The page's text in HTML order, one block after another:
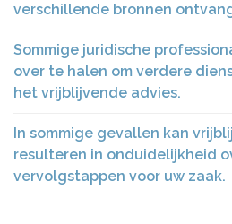
verschillende bronnen
Sommige juridische
over te halen om verdere
het vrijblijvende advies.
In sommige gevallen kan
resulteren in onduidelijkheid
vervolgstappen voor uw zaak.